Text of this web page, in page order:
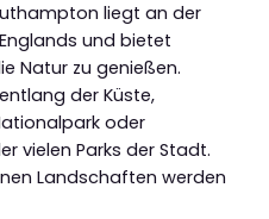
liegt an der
und bietet
Natur zu genießen.
der Küste,
oder
vielen Parks der Stadt.
Landschaften werden